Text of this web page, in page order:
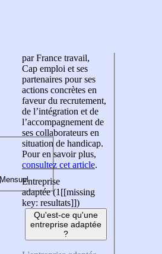
par France travail,
Cap emploi et ses
partenaires pour ses
actions concrètes en
faveur du recrutement,
de l’intégration et de
l’accompagnement de
ses collaborateurs en
situation de handicap.
Pour en savoir plus,
consultez cet article.
Entreprise
adaptée (1 [[missing
key: resultats]])
Qu'est-ce qu'une
entreprise adaptée
?